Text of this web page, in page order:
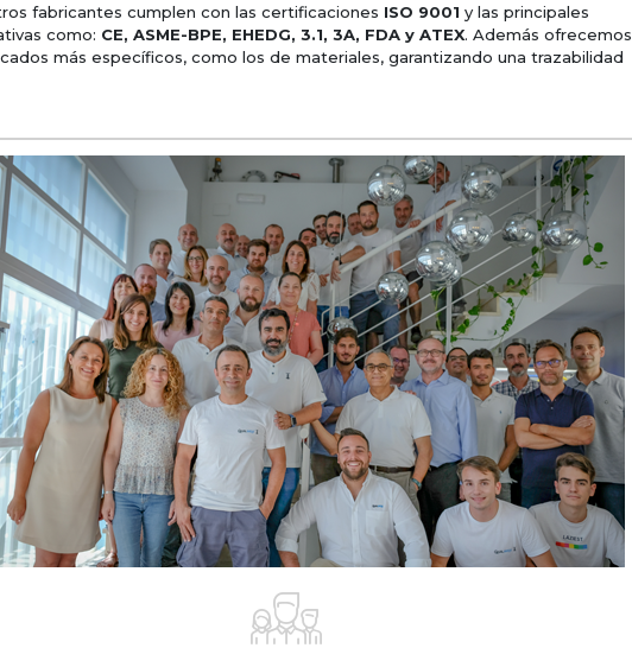
fabricantes cumplen con las certificaciones ISO 9001 y las principales
como: CE, ASME-BPE, EHEDG, 3.1, 3A, FDA y ATEX. Además ofrecemos
más específicos, como los de materiales, garantizando una trazabilidad